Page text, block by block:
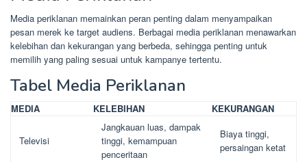
Media periklanan memainkan peran penting dalam menyampaikan
pesan merek ke target audiens. Berbagai media periklanan menawarkan
kelebihan dan kekurangan yang berbeda, sehingga penting untuk
memilih yang paling sesuai untuk kampanye tertentu.
Tabel Media Periklanan
MEDIA KELEBIHAN KEKURANGAN
Televisi
Jangkauan luas, dampak
tinggi, kemampuan
penceritaan
Biaya tinggi,
persaingan ketat